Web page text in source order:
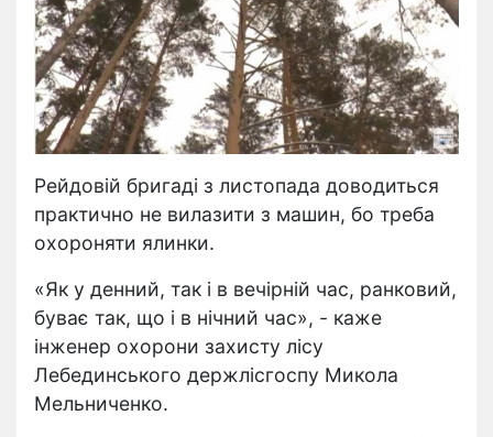
Рейдовій бригаді з листопада доводиться
практично не вилазити з машин, бо треба
охороняти ялинки.
«Як у денний, так і в вечірній час, ранковий,
буває так, що і в нічний час», - каже
інженер охорони захисту лісу
Лебединського держлісгоспу Микола
Мельниченко.